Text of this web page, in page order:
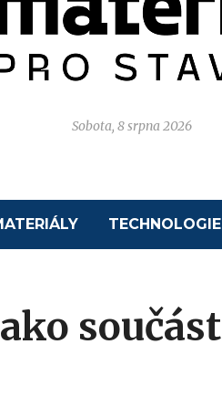
Sobota, 8 srpna 2026
TECHNOLOGIE
součást